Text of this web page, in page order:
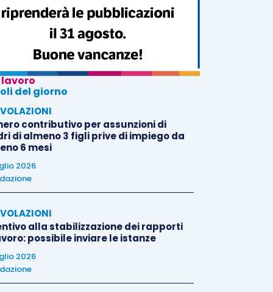
lavoro
del giorno
contributivo per assunzioni di
di almeno 3 figli prive di impiego da
6 mesi
2026
alla stabilizzazione dei rapporti
possibile inviare le istanze
2026